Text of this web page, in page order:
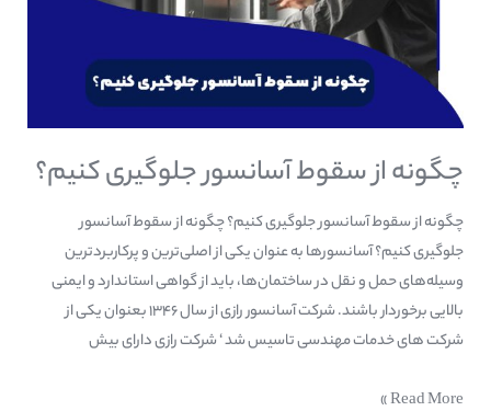
چگونه از سقوط آسانسور جلوگیری کنیم؟
چگونه از سقوط آسانسور جلوگیری کنیم؟ چگونه از سقوط آسانسور
جلوگیری کنیم؟ آسانسورها به عنوان یکی از اصلی‌ترین و پرکاربردترین
وسیله‌های حمل و نقل در ساختمان‌ها، باید از گواهی استاندارد و ایمنی
بالایی برخوردار باشند. شرکت آسانسور رازی از سال ۱۳۴۶ بعنوان یکی از
شرکت های خدمات مهندسی تاسیس شد ‘ شرکت رازی دارای بیش
Read More »